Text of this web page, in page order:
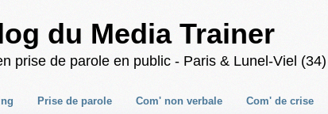
du Media Trainer
prise de parole en public - Paris & Lunel-Viel
Prise de parole Com' non verbale Com' de crise